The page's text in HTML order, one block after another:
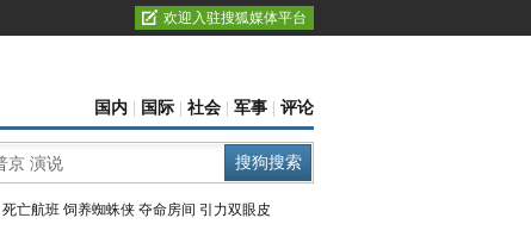
欢迎入驻搜狐媒体平台
国内 国际 社会 军事 评论
死亡航班 饲养蜘蛛侠 夺命房间 引力双眼皮